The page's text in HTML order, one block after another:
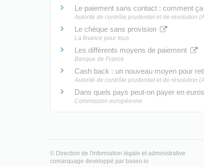
Le paiement sans contact : comment
Autorité de contrôle prudentiel et de résolution
Le chèque sans provision
La finance pour tous
Les différents moyens de paiement
Banque de France
Cash back : un nouveau moyen pour
Autorité de contrôle prudentiel et de résolution
Dans quels pays peut-on payer en
Commission européenne
© Direction de l'information légale et administrative
comarquage developpé par baseo.io